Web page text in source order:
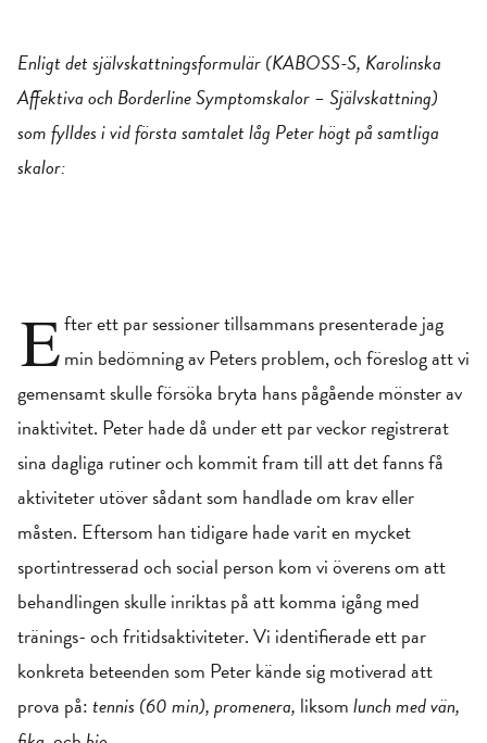
Enligt det självskattningsformulär (KABOSS-S, Karolinska
Affektiva och Borderline Symptomskalor – Självskattning)
som fylldes i vid första samtalet låg Peter högt på samtliga
skalor:
Efter ett par sessioner tillsammans presenterade jag
min bedömning av Peters problem, och föreslog att vi
gemensamt skulle försöka bryta hans pågående mönster av
inaktivitet. Peter hade då under ett par veckor registrerat
sina dagliga rutiner och kommit fram till att det fanns få
aktiviteter utöver sådant som handlade om krav eller
måsten. Eftersom han tidigare hade varit en mycket
sportintresserad och social person kom vi överens om att
behandlingen skulle inriktas på att komma igång med
tränings- och fritidsaktiviteter. Vi identifierade ett par
konkreta beteenden som Peter kände sig motiverad att
prova på:tennis (60 min), promenera, liksomlunch med vän,